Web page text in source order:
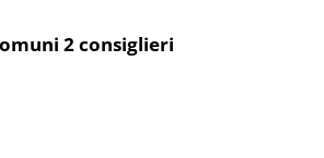
2 consiglieri